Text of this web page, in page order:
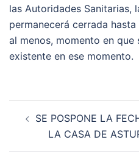
las Autoridades Sanitarias,
permanecerá cerrada
al menos, momento en que
existente en ese momento.
de
entradas
SE POSPONE LA
LA CASA DE